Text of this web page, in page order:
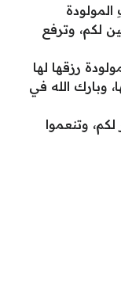
لكم، وترفع
رزقها لها
وبارك الله في
وتنعموا